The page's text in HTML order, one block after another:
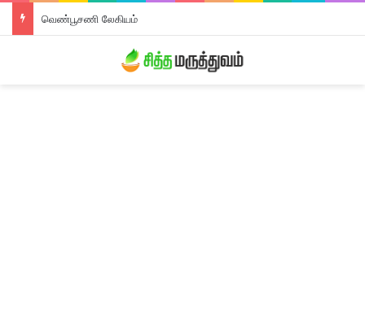
வெண்பூசணி லேகியம்